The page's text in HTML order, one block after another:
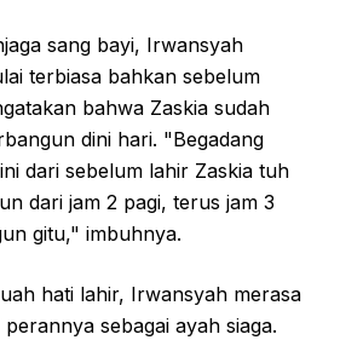
sang bayi, Irwansyah
terbiasa bahkan sebelum
bahwa Zaskia sudah
dini hari. "Begadang
dari sebelum lahir Zaskia tuh
dari jam 2 pagi, terus jam 3
gitu," imbuhnya.
hati lahir, Irwansyah merasa
sebagai ayah siaga.